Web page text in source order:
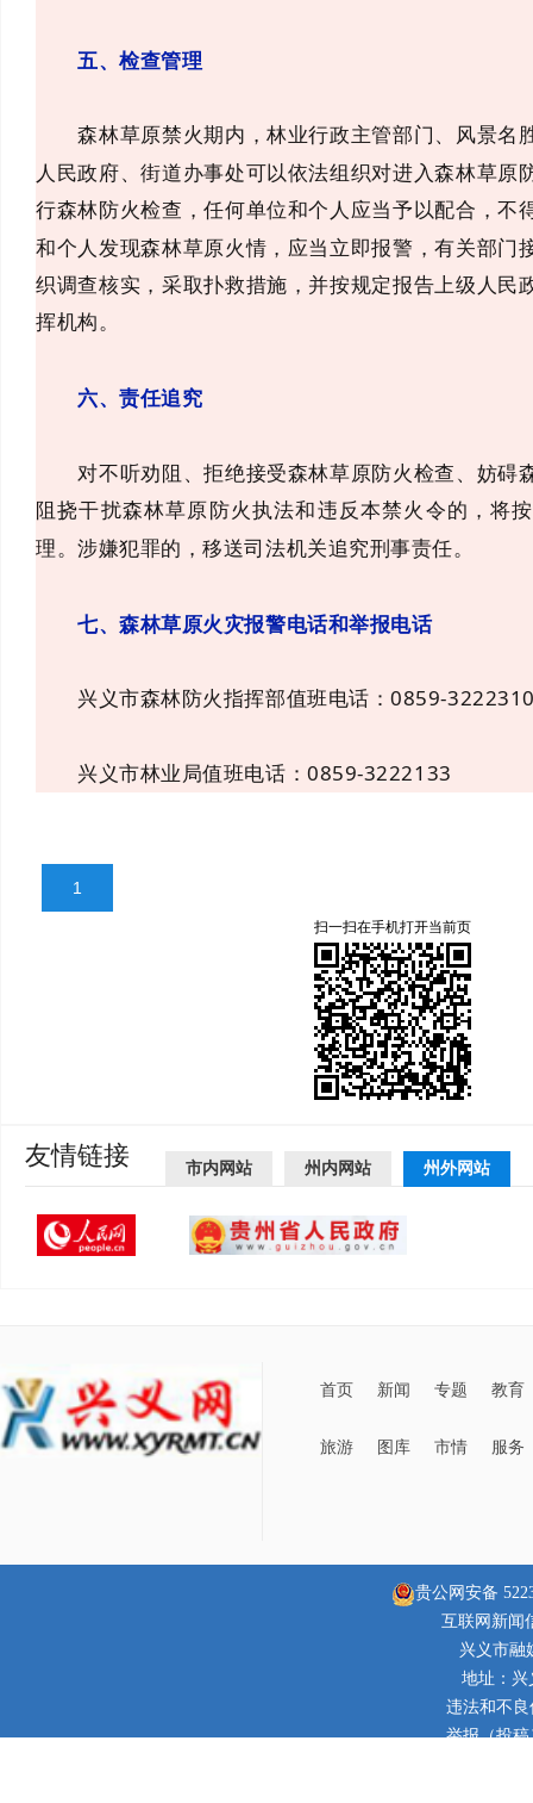
五、检查管理
森林草原禁火期内，林业行政主管部门、风景名
人民政府、街道办事处可以依法组织对进入森林草原
行森林防火检查，任何单位和个人应当予以配合，不
和个人发现森林草原火情，应当立即报警，有关部门
织调查核实，采取扑救措施，并按规定报告上级人民
挥机构。
六、责任追究
对不听劝阻、拒绝接受森林草原防火检查、妨碍
阻挠干扰森林草原防火执法和违反本禁火令的，将
理。涉嫌犯罪的，移送司法机关追究刑事责任。
七、森林草原火灾报警电话和举报电话
兴义市森林防火指挥部值班电话：0859-
兴义市林业局值班电话：0859-3222133
1
扫一扫在手机打开当前页
友情链接 市内网站 州内网站 州外网站
首页 新闻 专题 教育
旅游 图库 市情 服务
贵公网安备
互联网新闻
兴义市融
地址：兴
违法和不良
举报（投稿